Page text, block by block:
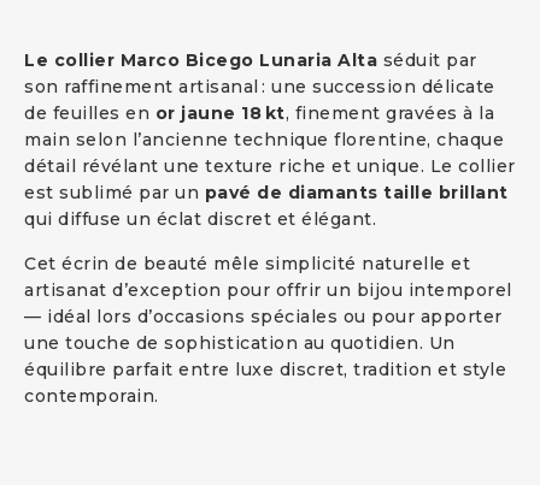
Le collier Marco Bicego Lunaria Alta séduit par
son raffinement artisanal : une succession délicate
de feuilles en or jaune 18 kt, finement gravées à la
main selon l’ancienne technique florentine, chaque
détail révélant une texture riche et unique. Le collier
est sublimé par un pavé de diamants taille brillant
qui diffuse un éclat discret et élégant.
Cet écrin de beauté mêle simplicité naturelle et
artisanat d’exception pour offrir un bijou intemporel
— idéal lors d’occasions spéciales ou pour apporter
une touche de sophistication au quotidien. Un
équilibre parfait entre luxe discret, tradition et style
contemporain.